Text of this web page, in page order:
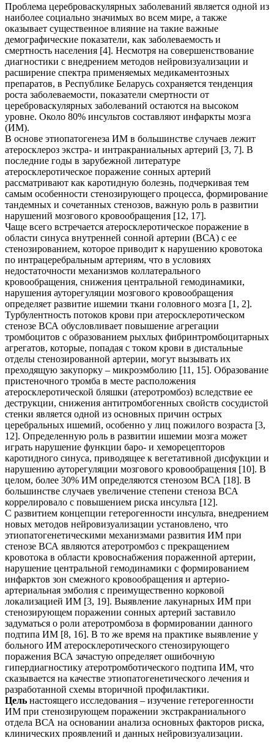
Проблема цереброваскулярных заболеваний является одной из
наиболее социально значимых во всем мире, а также
оказывает существенное влияние на такие важные
демографические показатели, как заболеваемость и
смертность населения [4]. Несмотря на совершенствование
диагностики с внедрением методов нейровизуализации и
расширение спектра применяемых медикаментозных
препаратов, в Республике Беларусь сохраняется тенденция
роста заболеваемости, показатели смертности от
цереброваскулярных заболеваний остаются на высоком
уровне. Около 80% инсультов составляют инфаркты мозга
(ИМ).
В основе этиопатогенеза ИМ в большинстве случаев лежит
атеросклероз экстра- и интракраниальных артерий [3, 7]. В
последние годы в зарубежной литературе
атеросклеротическое поражение сонных артерий
рассматривают как каротидную болезнь, подчеркивая тем
самым особенности стенозирующего процесса, формирование
тандемных и сочетанных стенозов, важную роль в развитии
нарушений мозгового кровообращения [12, 17].
Чаще всего встречается атеросклеротическое поражение в
области синуса внутренней сонной артерии (ВСА) с ее
стенозированием, которое приводит к нарушению кровотока
по интрацеребральным артериям, что в условиях
недостаточности механизмов коллатерального
кровообращения, снижения центральной гемодинамики,
нарушения ауторегуляции мозгового кровообращения
определяет развитие ишемии ткани головного мозга [1, 2].
Турбулентность потоков крови при атеросклеротическом
стенозе ВСА обусловливает повышение агрегации
тромбоцитов с образованием рыхлых фибринтромбоцитарных
агрегатов, которые, попадая с током крови в дистальные
отделы стенозированной артерии, могут вызывать их
преходящую закупорку – микроэмболию [11, 15]. Образование
пристеночного тромба в месте расположения
атеросклеротической бляшки (атеротромбоз) вследствие ее
деструкции, снижения антитромбогенных свойств сосудистой
стенки является одной из основных причин острых
церебральных ишемий, особенно у лиц пожилого возраста [3,
12]. Определенную роль в развитии ишемии мозга может
играть нарушение функции баро- и хеморецепторов
каротидного синуса, приводящее к вегетативной дисфукции и
нарушению ауторегуляции мозгового кровообращения [10]. В
целом, более 30% ИМ определяются стенозом ВСА [18]. В
большинстве случаев увеличение степени стеноза ВСА
коррелировало с повышением риска инсульта [12].
С развитием концепции гетерогенности инсульта, внедрением
новых методов нейровизуализации установлено, что
этиопатогенетическими механизмами развития ИМ при
стенозе ВСА являются атеротромбоз с прекращением
кровотока в области кровоснабжения пораженной артерии,
нарушение центральной гемодинамики с формированием
инфарктов зон смежного кровообращения и артерио-
артериальная эмболия с преимущественно корковой
локализацией ИМ [3, 19]. Выявление лакунарных ИМ при
стенозирующем поражении сонных артерий заставило
задуматься о роли атеротромбоза в формировании данного
подтипа ИМ [8, 16]. В то же время на практике выявление у
больного ИМ атеросклеротического стенозирующего
поражения ВСА зачастую определяет ошибочную
гипердиагностику атеротромботического подтипа ИМ, что
сказывается на качестве этиопатогенетического лечения и
разработанной схемы вторичной профилактики.
Цель настоящего исследования – изучение гетерогенности
ИМ при стенозирующем поражении экстракраниального
отдела ВСА на основании анализа основных факторов риска,
клинических проявлений и данных нейровизуализации.